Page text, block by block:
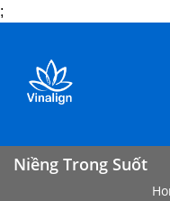
;
content
Niềng Trong Suốt